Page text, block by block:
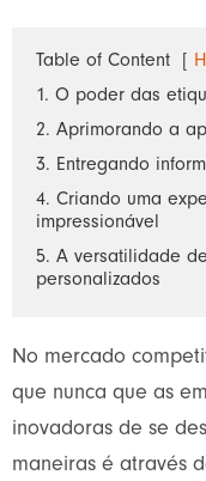
Table of Content
1. O poder das
2. Aprimorando a
3. Entregando
4. Criando uma
impressionável
5. A versatilidade
personalizados
No mercado
que nunca que as
inovadoras de se
maneiras é através